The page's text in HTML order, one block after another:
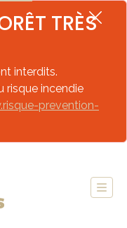
TRÈS
interdits.
risque incendie
prevention-